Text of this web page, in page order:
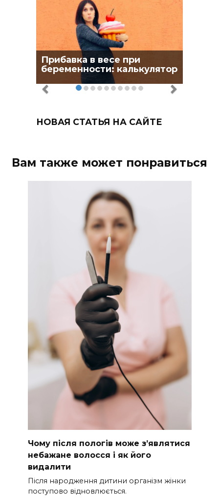
Прибавка в весе при
беременности: калькулятор
НОВАЯ СТАТЬЯ НА САЙТЕ
Вам также может понравиться
Чому після пологів може з’являтися
небажане волосся і як його
видалити
Після народження дитини організм жінки
поступово відновлюється.